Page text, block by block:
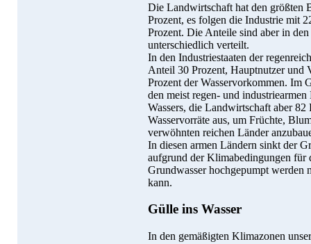
Die Landwirtschaft hat den größten
Prozent, es folgen die Industrie mit
Prozent. Die Anteile sind aber in
unterschiedlich verteilt.
In den Industriestaaten der
Anteil 30 Prozent, Hauptnutzer und
Prozent der Wasservorkommen. Im
den meist regen- und
Wassers, die Landwirtschaft aber
Wasservorräte aus, um Früchte,
verwöhnten reichen Länder
In diesen armen Ländern sinkt der
aufgrund der Klimabedingungen
Grundwasser hochgepumpt werden
kann.
Gülle ins Wasser
In den gemäßigten Klimazonen